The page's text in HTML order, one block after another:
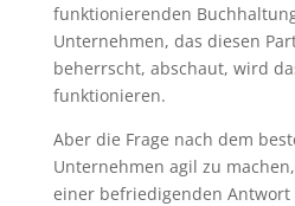
funktionierenden
Unternehmen, das diesen
beherrscht, abschaut, wird
funktionieren.
Aber die Frage nach dem
Unternehmen agil zu
einer befriedigenden Antwort